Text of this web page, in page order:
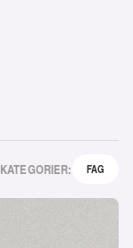
KATEGORIER: FAG